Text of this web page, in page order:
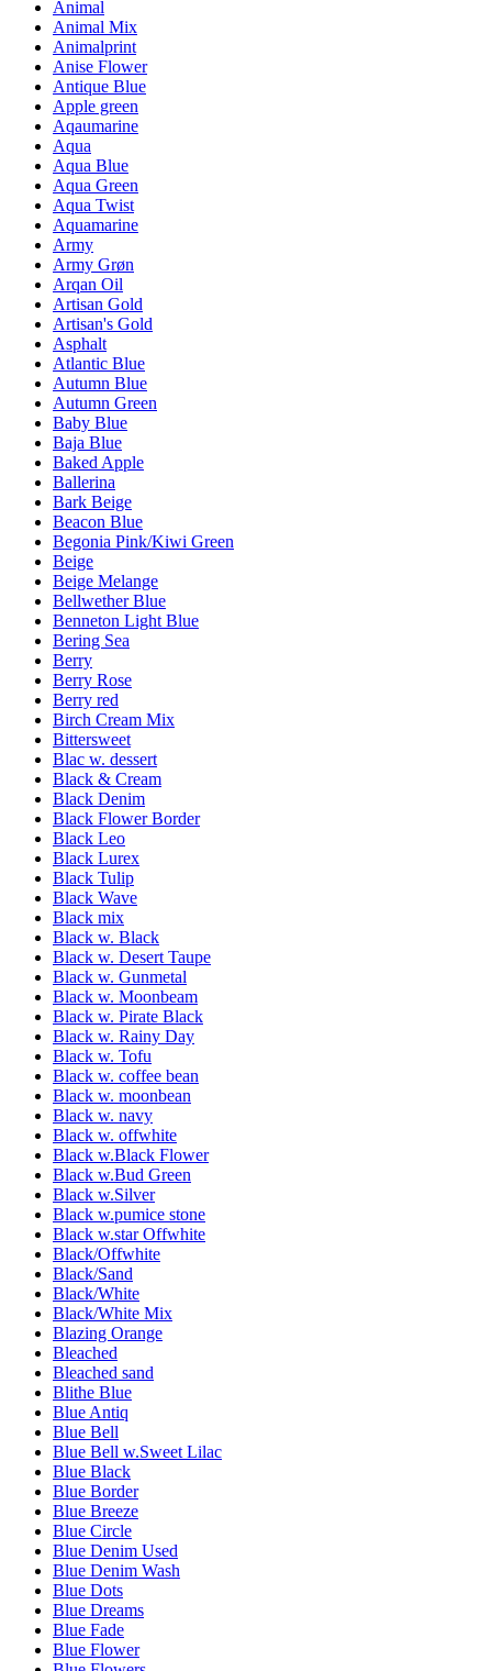
Animal
Animal Mix
Animalprint
Anise Flower
Antique Blue
Apple green
Aqaumarine
Aqua
Aqua Blue
Aqua Green
Aqua Twist
Aquamarine
Army
Army Grøn
Arqan Oil
Artisan Gold
Artisan's Gold
Asphalt
Atlantic Blue
Autumn Blue
Autumn Green
Baby Blue
Baja Blue
Baked Apple
Ballerina
Bark Beige
Beacon Blue
Begonia Pink/Kiwi Green
Beige
Beige Melange
Bellwether Blue
Benneton Light Blue
Bering Sea
Berry
Berry Rose
Berry red
Birch Cream Mix
Bittersweet
Blac w. dessert
Black & Cream
Black Denim
Black Flower Border
Black Leo
Black Lurex
Black Tulip
Black Wave
Black mix
Black w. Black
Black w. Desert Taupe
Black w. Gunmetal
Black w. Moonbeam
Black w. Pirate Black
Black w. Rainy Day
Black w. Tofu
Black w. coffee bean
Black w. moonbean
Black w. navy
Black w. offwhite
Black w.Black Flower
Black w.Bud Green
Black w.Silver
Black w.pumice stone
Black w.star Offwhite
Black/Offwhite
Black/Sand
Black/White
Black/White Mix
Blazing Orange
Bleached
Bleached sand
Blithe Blue
Blue Antiq
Blue Bell
Blue Bell w.Sweet Lilac
Blue Black
Blue Border
Blue Breeze
Blue Circle
Blue Denim Used
Blue Denim Wash
Blue Dots
Blue Dreams
Blue Fade
Blue Flower